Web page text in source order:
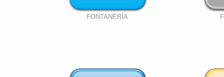
FONTANERÍA